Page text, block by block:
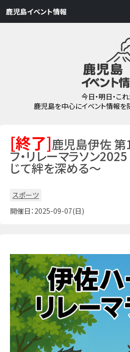
鹿児島イベント情報
今日・明日・こ
鹿児島を中心にイベント情報を
[終了]鹿児島伊佐
フ・リレーマラソン
じて絆を深める～
スポーツ
開催日：2025-09-07(日)